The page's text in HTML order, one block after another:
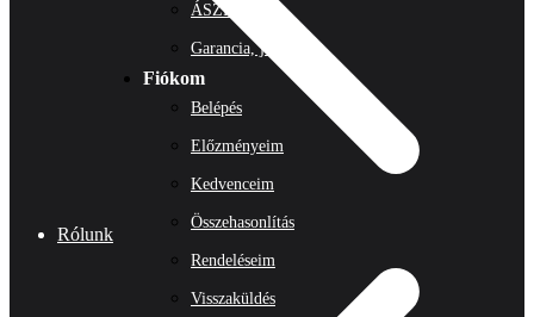
Rólunk
ÁSZF
Garancia, jótállás
Fiókom
Belépés
Előzményeim
Kedvenceim
Összehasonlítás
Rendeléseim
Visszaküldés